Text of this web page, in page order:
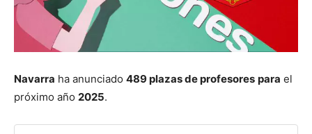
Navarra ha anunciado 489 plazas de profesores para el
próximo año 2025.